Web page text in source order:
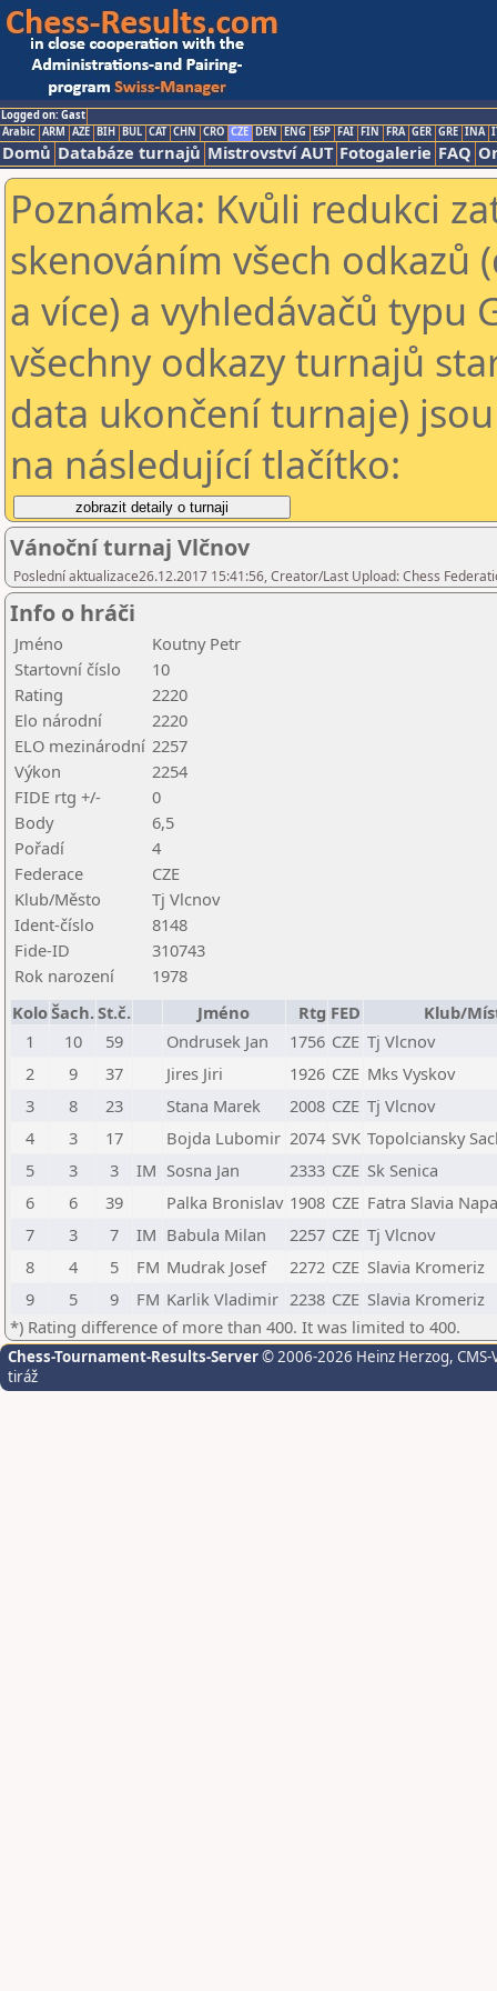
Logged on: Gast
Arabic ARM AZE BIH BUL CAT CHN CRO CZE DEN ENG ESP FAI FIN FRA GER GRE INA
Domů Databáze turnajů Mistrovství AUT Fotogalerie FAQ
Poznámka: Kvůli redukci
skenováním všech odkazů
a více) a vyhledávačů typu
všechny odkazy turnajů
data ukončení turnaje)
na následující tlačítko:
Vánoční turnaj Vlčnov
Poslední aktualizace26.12.2017 15:41:56, Creator/Last Upload: Chess
Info o hráči
Jméno
Koutny Petr
Startovní číslo
10
Rating
2220
Elo národní
2220
ELO mezinárodní 2257
Výkon
2254
FIDE rtg +/-
0
Body
6,5
Pořadí
4
Federace
CZE
Klub/Město
Tj Vlcnov
Ident-číslo
8148
Fide-ID
310743
Rok narození
1978
KoloŠach.St.č. Jméno Rtg FED
Klub/
1
10 59 Ondrusek Jan 1756 CZE Tj Vlcnov
2
9 37 Jires Jiri 1926 CZE Mks Vyskov
3
8 23 Stana Marek 2008 CZE Tj Vlcnov
4
3 17 Bojda Lubomir 2074 SVK Topolciansky
5
3 3 IM Sosna Jan 2333 CZE Sk Senica
6
6 39 Palka Bronislav 1908 CZE Fatra Slavia
7
3 7 IM Babula Milan 2257 CZE Tj Vlcnov
8
4 5 FM Mudrak Josef 2272 CZE Slavia Kromeriz
9
5 9 FM Karlik Vladimir 2238 CZE Slavia Kromeriz
*) Rating difference of more than 400. It was limited to 400.
Chess-Tournament-Results-Server© 2006-2026 Heinz Herzog,
tiráž